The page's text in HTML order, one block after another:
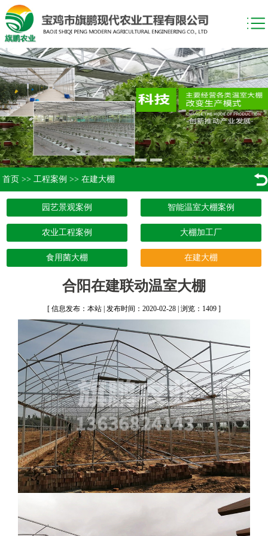
首页 >> 工程案例 >> 在建大棚
园艺景观案例 智能温室大棚案例
农业工程案例 大棚加工厂
食用菌大棚 在建大棚
合阳在建联动温室大棚
[ 信息发布：本站 | 发布时间：2020-02-28 | 浏览：1409 ]